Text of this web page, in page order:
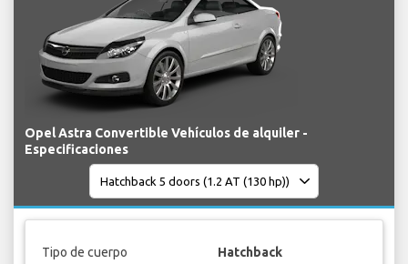
Opel Astra Convertible Vehículos de alquiler -
Especificaciones
Tipo de cuerpo Hatchback